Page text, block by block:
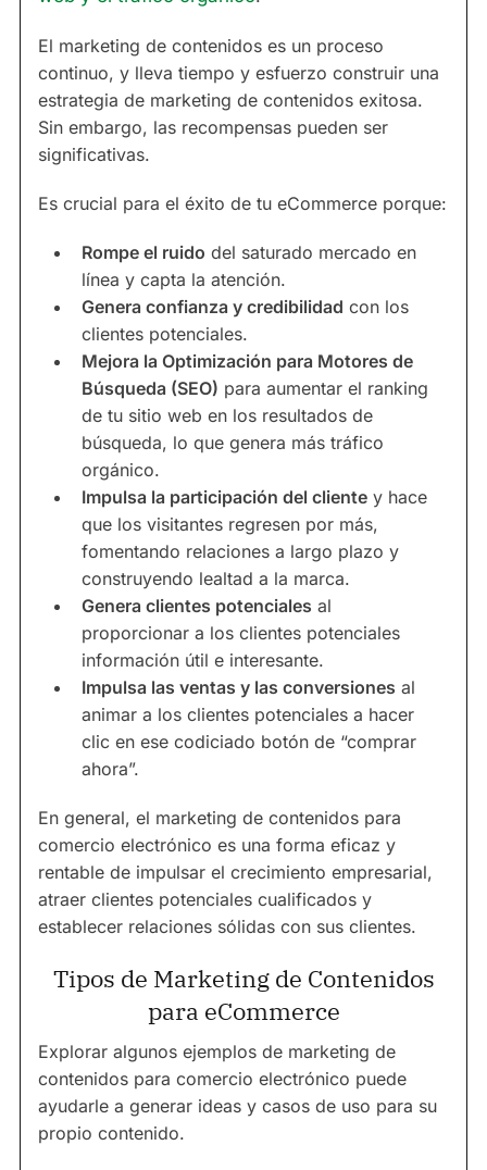
El marketing de contenidos es un proceso
continuo, y lleva tiempo y esfuerzo construir una
estrategia de marketing de contenidos exitosa.
Sin embargo, las recompensas pueden ser
significativas.
Es crucial para el éxito de tu eCommerce porque:
Rompe el ruido del saturado mercado en
línea y capta la atención.
Genera confianza y credibilidad con los
clientes potenciales.
Mejora la Optimización para Motores de
Búsqueda (SEO) para aumentar el ranking
de tu sitio web en los resultados de
búsqueda, lo que genera más tráfico
orgánico.
Impulsa la participación del cliente y hace
que los visitantes regresen por más,
fomentando relaciones a largo plazo y
construyendo lealtad a la marca.
Genera clientes potenciales al
proporcionar a los clientes potenciales
información útil e interesante.
Impulsa las ventas y las conversiones al
animar a los clientes potenciales a hacer
clic en ese codiciado botón de “comprar
ahora”.
En general, el marketing de contenidos para
comercio electrónico es una forma eficaz y
rentable de impulsar el crecimiento empresarial,
atraer clientes potenciales cualificados y
establecer relaciones sólidas con sus clientes.
Tipos de Marketing de Contenidos
para eCommerce
Explorar algunos ejemplos de marketing de
contenidos para comercio electrónico puede
ayudarle a generar ideas y casos de uso para su
propio contenido.